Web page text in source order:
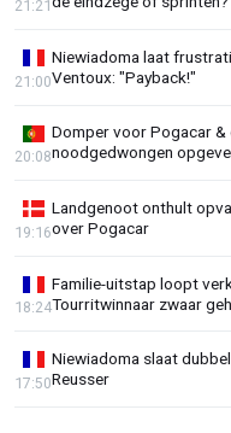
21:21
Niewiadoma laat
Ventoux: "Payback!"
21:00
Domper voor Pogacar
noodgedwongen
20:08
Landgenoot onthult
over Pogacar
19:16
Familie-uitstap loopt
Tourritwinnaar zwaar
18:24
Niewiadoma slaat
Reusser
17:50